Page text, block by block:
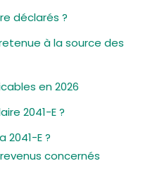
déclarés ?
à la source des
en 2026
2041-E ?
E ?
concernés